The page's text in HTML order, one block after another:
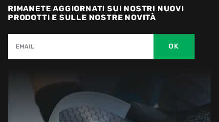
RIMANETE AGGIORNATI SUI NOSTRI NUOVI
PRODOTTI E SULLE NOSTRE NOVITÀ
EMAIL OK